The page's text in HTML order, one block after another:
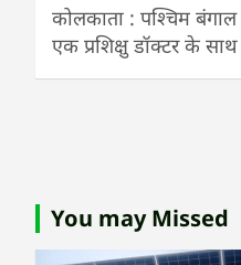
कोलकाता : पश्चिम
एक प्रशिक्षु डॉक्टर के
You may Missed